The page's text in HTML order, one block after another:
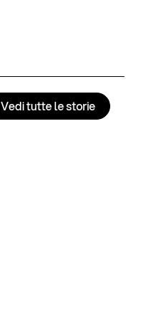
Vedi tutte le storie